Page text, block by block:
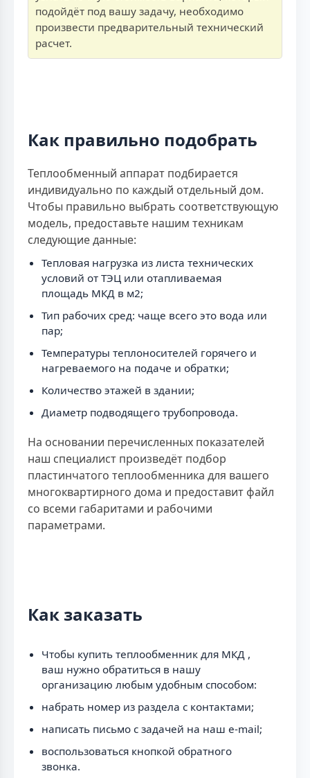
подойдёт под вашу задачу, необходимо
произвести предварительный технический
расчет.
Как правильно подобрать
Теплообменный аппарат подбирается
индивидуально по каждый отдельный дом.
Чтобы правильно выбрать соответствующую
модель, предоставьте нашим техникам
следующие данные:
Тепловая нагрузка из листа технических
условий от ТЭЦ или отапливаемая
площадь МКД в м2;
Тип рабочих сред: чаще всего это вода или
пар;
Температуры теплоносителей горячего и
нагреваемого на подаче и обратки;
Количество этажей в здании;
Диаметр подводящего трубопровода.
На основании перечисленных показателей
наш специалист произведёт подбор
пластинчатого теплообменника для вашего
многоквартирного дома и предоставит файл
со всеми габаритами и рабочими
параметрами.
Как заказать
Чтобы купить теплообменник для МКД ,
ваш нужно обратиться в нашу
организацию любым удобным способом:
набрать номер из раздела с контактами;
написать письмо с задачей на наш e-mail;
воспользоваться кнопкой обратного
звонка.